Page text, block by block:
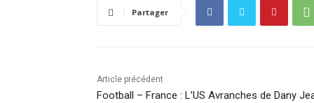
Partager
Article précédent
Football – France : L’US Avranches de Dany